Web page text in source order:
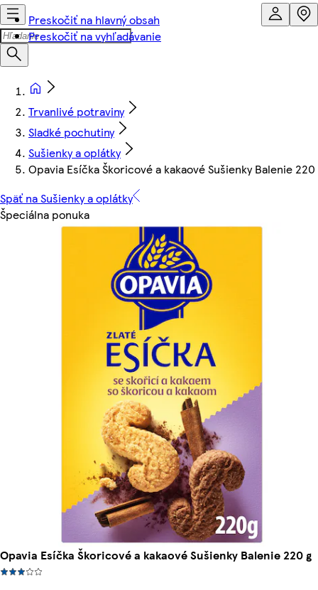
Preskočiť na hlavný obsah
Preskočiť na vyhľadávanie
Trvanlivé potraviny
Sladké pochutiny
Sušienky a oplátky
Opavia Esíčka Škoricové a kakaové Sušienky Balenie 220
Späť na Sušienky a oplátky
Špeciálna ponuka
Opavia Esíčka Škoricové a kakaové Sušienky Balenie 220 g